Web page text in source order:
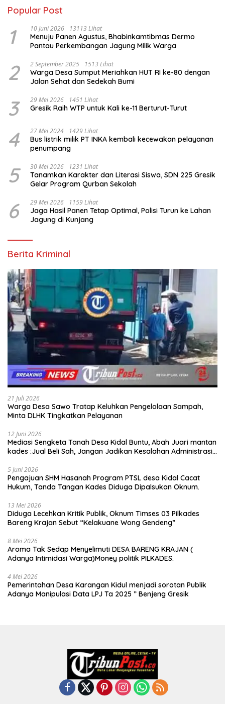
Popular Post
1 10 Juni 2026 13113 Lihat
Menuju Panen Agustus, Bhabinkamtibmas Dermo
Pantau Perkembangan Jagung Milik Warga
2 2 September 2025 1513 Lihat
Warga Desa Sumput Meriahkan HUT RI ke-80 dengan
Jalan Sehat dan Sedekah Bumi ‎
3 29 Mei 2026 1451 Lihat
Gresik Raih WTP untuk Kali ke-11 Berturut-Turut
4 27 Mei 2024 1429 Lihat
Bus listrik milik PT INKA kembali kecewakan pelayanan
penumpang
5 30 Mei 2026 1231 Lihat
Tanamkan Karakter dan Literasi Siswa, SDN 225 Gresik
Gelar Program Qurban Sekolah
6 29 Mei 2026 1159 Lihat
Jaga Hasil Panen Tetap Optimal, Polisi Turun ke Lahan
Jagung di Kunjang
Berita Kriminal
21 Juli 2026
Warga Desa Sawo Tratap Keluhkan Pengelolaan Sampah,
Minta DLHK Tingkatkan Pelayanan
12 Juni 2026
Mediasi Sengketa Tanah Desa Kidal Buntu, Abah Juari mantan
kades :Jual Beli Sah, Jangan Jadikan Kesalahan Administrasi
5 Juni 2026
Pengajuan SHM Hasanah Program PTSL desa Kidal Cacat
Hukum, Tanda Tangan Kades Diduga Dipalsukan Oknum.
13 Mei 2026
Diduga Lecehkan Kritik Publik, Oknum Timses 03 Pilkades
Bareng Krajan Sebut “Kelakuane Wong Gendeng”
8 Mei 2026
Aroma Tak Sedap Menyelimuti DESA BARENG KRAJAN (
Adanya Intimidasi Warga)Money politik PILKADES.
4 Mei 2026
Pemerintahan Desa Karangan Kidul menjadi sorotan Publik
Adanya Manipulasi Data LPJ Ta 2025 ” Benjeng Gresik